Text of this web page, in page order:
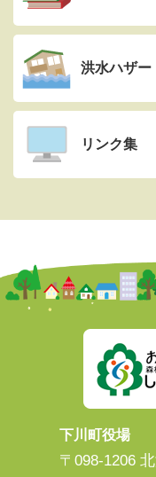
洪水ハザー
リンク集
下川町役場
〒098-1206